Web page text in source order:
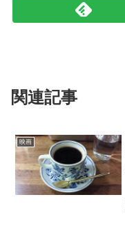
関連記事
映画